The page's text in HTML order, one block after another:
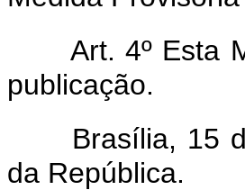
Art. 4º Esta
publicação.
Brasília, 15
da República.